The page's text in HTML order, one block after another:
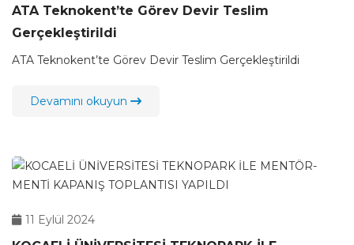
ATA Teknokent’te Görev Devir Teslim
Gerçekleştirildi
ATA Teknokent’te Görev Devir Teslim Gerçekleştirildi
Devamını okuyun
11 Eylül 2024